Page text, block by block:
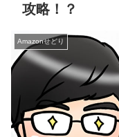
攻略！？
Amazonせどり